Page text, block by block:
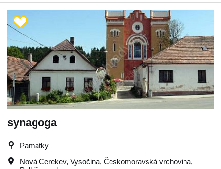
synagoga
Památky
Nová Cerekev, Vysočina, Českomoravská vrchovina,